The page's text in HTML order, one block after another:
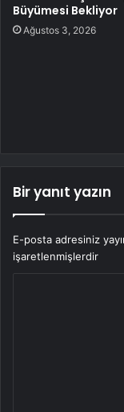
Büyümesi Bekliyor
Ağustos 3, 2026
Bir yanıt yazın
E-posta adresiniz
işaretlenmişlerdir